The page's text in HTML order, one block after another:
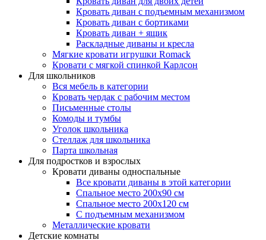
Кровать диван с подъемным механизмом
Кровать диван с бортиками
Кровать диван + ящик
Раскладные диваны и кресла
Мягкие кровати игрушки Romack
Кровати с мягкой спинкой Карлсон
Для школьников
Вся мебель в категории
Кровать чердак с рабочим местом
Письменные столы
Комоды и тумбы
Уголок школьника
Стеллаж для школьника
Парта школьная
Для подростков и взрослых
Кровати диваны односпальные
Все кровати диваны в этой категории
Спальное место 200х90 см
Спальное место 200х120 см
С подъемным механизмом
Металлические кровати
Детские комнаты